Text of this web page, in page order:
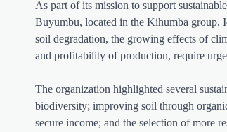
As part of its mission to support
Buyumbu, located in the Kihumba group,
soil degradation, the growing effects of
and profitability of production, require
The organization highlighted several
biodiversity; improving soil through
secure income; and the selection of more